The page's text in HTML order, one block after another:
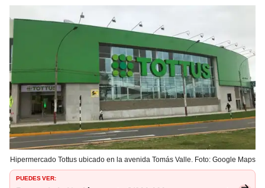
Hipermercado Tottus ubicado en la avenida Tomás Valle. Foto: Google Maps
PUEDES VER: